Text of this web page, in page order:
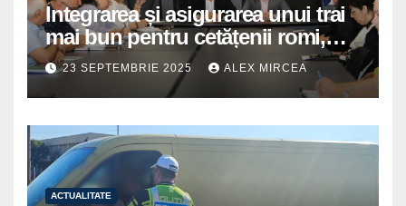
Integrarea și asigurarea unui trai
mai bun pentru cetățenii romi,
prioritate pentru instituțiile
publice giurgiuvene
23 SEPTEMBRIE 2025 ALEX MIRCEA
ACTUALITATE